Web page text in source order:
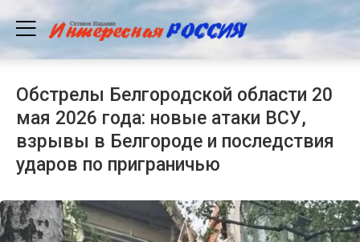
Обстрелы Белгородской области 20
мая 2026 года: новые атаки ВСУ,
взрывы в Белгороде и последствия
ударов по приграничью